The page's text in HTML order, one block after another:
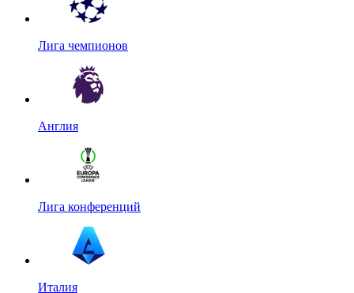
Лига чемпионов
Англия
Лига конференций
Италия